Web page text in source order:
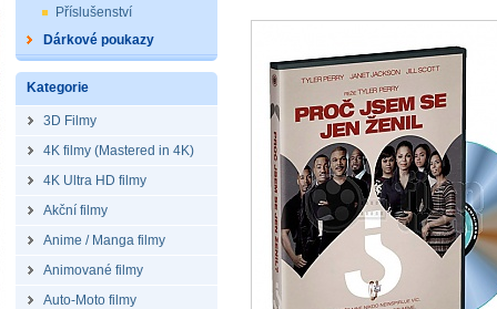
Příslušenství
Dárkové poukazy
Kategorie
3D Filmy
4K filmy (Mastered in 4K)
4K Ultra HD filmy
Akční filmy
Anime / Manga filmy
Animované filmy
Auto-Moto filmy